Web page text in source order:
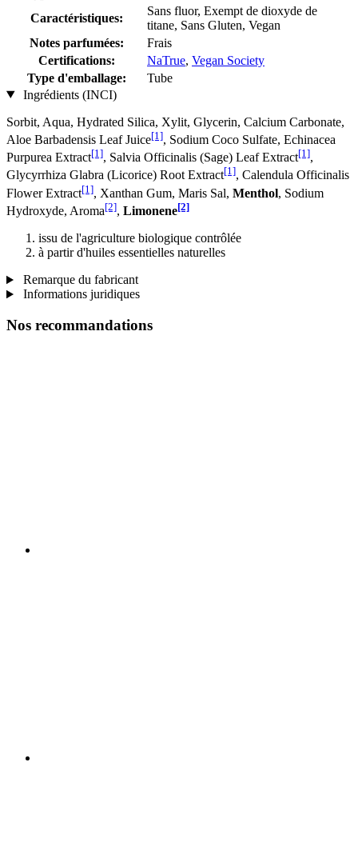
Caractéristiques:
Sans fluor, Exempt de dioxyde de
titane, Sans Gluten, Vegan
Notes parfumées:
Frais
Certifications:
NaTrue, Vegan Society
Type d'emballage:
Tube
Ingrédients (INCI)
Sorbit, Aqua, Hydrated Silica, Xylit, Glycerin, Calcium Carbonate,
Aloe Barbadensis Leaf Juice[1], Sodium Coco­ Sulfate, Echinacea
Purpurea Extract[1], Salvia Officinalis (Sage) Leaf Extract[1],
Glycyrrhiza Glabra (Licorice) Root Extract[1], Calendula Officinalis
Flower Extract[1], Xanthan Gum, Maris Sal, Menthol, Sodium
Hydroxyde, Aroma[2], Limonene[2]
issu de l'agriculture biologique contrôlée
à partir d'huiles essentielles naturelles
Remarque du fabricant
Informations juridiques
Nos recommandations